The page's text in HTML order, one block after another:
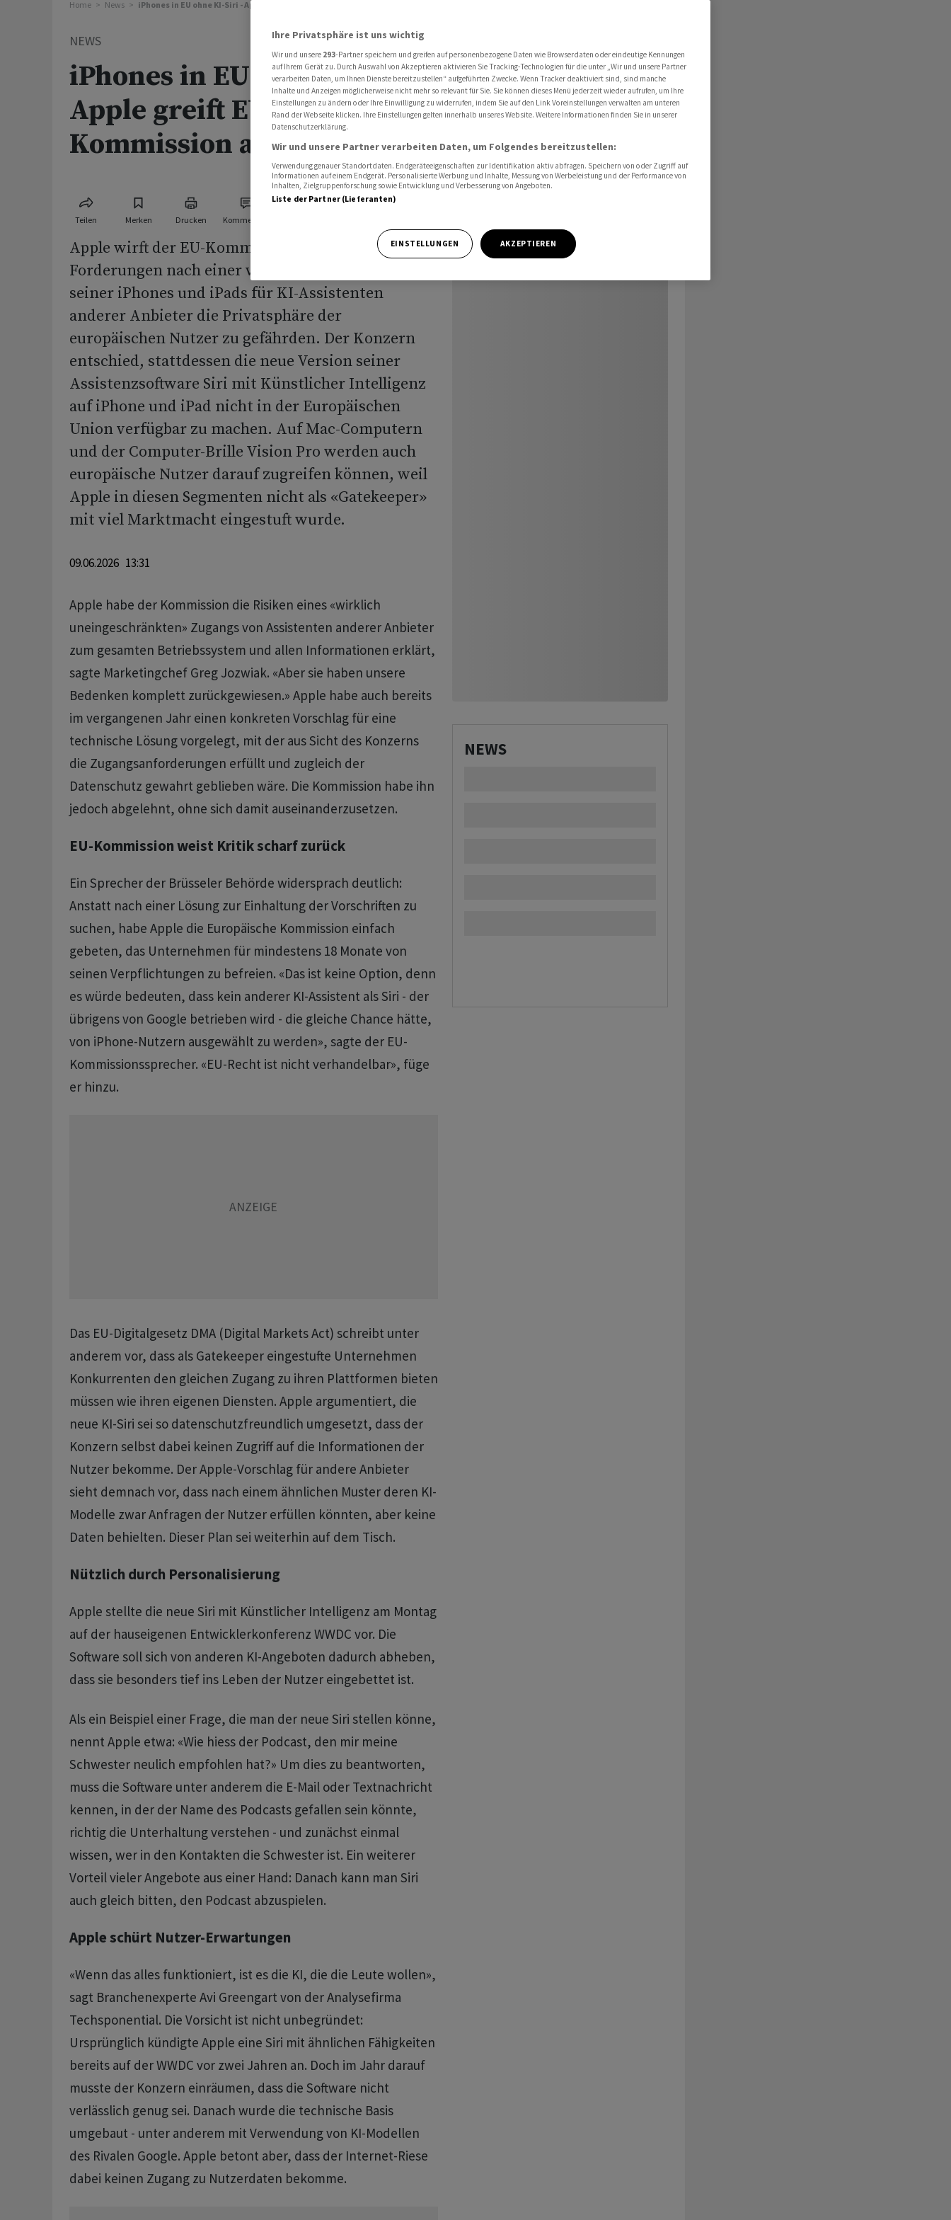
Home News iPhones in EU ohne KI-Siri - Apple greift EU-Kommission an
NEWS
iPhones in EU ohne KI-Siri -
Apple greift EU-
Kommission an
Teilen Merken Drucken Kommentare
Apple wirft der EU-Kommission vor, mit
Forderungen nach einer vollständigen Öffnung
seiner iPhones und iPads für KI-Assistenten
anderer Anbieter die Privatsphäre der
europäischen Nutzer zu gefährden. Der Konzern
entschied, stattdessen die neue Version seiner
Assistenzsoftware Siri mit Künstlicher Intelligenz
auf iPhone und iPad nicht in der Europäischen
Union verfügbar zu machen. Auf Mac-Computern
und der Computer-Brille Vision Pro werden auch
europäische Nutzer darauf zugreifen können, weil
Apple in diesen Segmenten nicht als «Gatekeeper»
mit viel Marktmacht eingestuft wurde.
09.06.2026 13:31
Apple habe der Kommission die Risiken eines «wirklich
uneingeschränkten» Zugangs von Assistenten anderer Anbieter
zum gesamten Betriebssystem und allen Informationen erklärt,
sagte Marketingchef Greg Jozwiak. «Aber sie haben unsere
Bedenken komplett zurückgewiesen.» Apple habe auch bereits
im vergangenen Jahr einen konkreten Vorschlag für eine
technische Lösung vorgelegt, mit der aus Sicht des Konzerns
die Zugangsanforderungen erfüllt und zugleich der
Datenschutz gewahrt geblieben wäre. Die Kommission habe ihn
jedoch abgelehnt, ohne sich damit auseinanderzusetzen.
EU-Kommission weist Kritik scharf zurück
Ein Sprecher der Brüsseler Behörde widersprach deutlich:
Anstatt nach einer Lösung zur Einhaltung der Vorschriften zu
suchen, habe Apple die Europäische Kommission einfach
gebeten, das Unternehmen für mindestens 18 Monate von
seinen Verpflichtungen zu befreien. «Das ist keine Option, denn
es würde bedeuten, dass kein anderer KI-Assistent als Siri - der
übrigens von Google betrieben wird - die gleiche Chance hätte,
von iPhone-Nutzern ausgewählt zu werden», sagte der EU-
Kommissionssprecher. «EU-Recht ist nicht verhandelbar», füge
er hinzu.
Das EU-Digitalgesetz DMA (Digital Markets Act) schreibt unter
anderem vor, dass als Gatekeeper eingestufte Unternehmen
Konkurrenten den gleichen Zugang zu ihren Plattformen bieten
müssen wie ihren eigenen Diensten. Apple argumentiert, die
neue KI-Siri sei so datenschutzfreundlich umgesetzt, dass der
Konzern selbst dabei keinen Zugriff auf die Informationen der
Nutzer bekomme. Der Apple-Vorschlag für andere Anbieter
sieht demnach vor, dass nach einem ähnlichen Muster deren KI-
Modelle zwar Anfragen der Nutzer erfüllen könnten, aber keine
Daten behielten. Dieser Plan sei weiterhin auf dem Tisch.
Nützlich durch Personalisierung
Apple stellte die neue Siri mit Künstlicher Intelligenz am Montag
auf der hauseigenen Entwicklerkonferenz WWDC vor. Die
Software soll sich von anderen KI-Angeboten dadurch abheben,
dass sie besonders tief ins Leben der Nutzer eingebettet ist.
Als ein Beispiel einer Frage, die man der neue Siri stellen könne,
nennt Apple etwa: «Wie hiess der Podcast, den mir meine
Schwester neulich empfohlen hat?» Um dies zu beantworten,
muss die Software unter anderem die E-Mail oder Textnachricht
kennen, in der der Name des Podcasts gefallen sein könnte,
richtig die Unterhaltung verstehen - und zunächst einmal
wissen, wer in den Kontakten die Schwester ist. Ein weiterer
Vorteil vieler Angebote aus einer Hand: Danach kann man Siri
auch gleich bitten, den Podcast abzuspielen.
Apple schürt Nutzer-Erwartungen
«Wenn das alles funktioniert, ist es die KI, die die Leute wollen»,
sagt Branchenexperte Avi Greengart von der Analysefirma
Techsponential. Die Vorsicht ist nicht unbegründet:
Ursprünglich kündigte Apple eine Siri mit ähnlichen Fähigkeiten
bereits auf der WWDC vor zwei Jahren an. Doch im Jahr darauf
musste der Konzern einräumen, dass die Software nicht
verlässlich genug sei. Danach wurde die technische Basis
umgebaut - unter anderem mit Verwendung von KI-Modellen
des Rivalen Google. Apple betont aber, dass der Internet-Riese
dabei keinen Zugang zu Nutzerdaten bekomme.
NEWS
Ihre Privatsphäre ist uns wichtig
Wir und unsere 293-Partner speichern und greifen auf personenbezogene Daten wie Browserdaten oder eindeutige Kennungen
auf Ihrem Gerät zu. Durch Auswahl von Akzeptieren aktivieren Sie Tracking-Technologien für die unter „Wir und unsere Partner
verarbeiten Daten, um Ihnen Dienste bereitzustellen“ aufgeführten Zwecke. Wenn Tracker deaktiviert sind, sind manche
Inhalte und Anzeigen möglicherweise nicht mehr so relevant für Sie. Sie können dieses Menü jederzeit wieder aufrufen, um Ihre
Einstellungen zu ändern oder Ihre Einwilligung zu widerrufen, indem Sie auf den Link Voreinstellungen verwalten am unteren
Rand der Webseite klicken. Ihre Einstellungen gelten innerhalb unseres Website. Weitere Informationen finden Sie in unserer
Datenschutzerklärung.
Wir und unsere Partner verarbeiten Daten, um Folgendes bereitzustellen:
Verwendung genauer Standortdaten. Endgeräteeigenschaften zur Identifikation aktiv abfragen. Speichern von oder Zugriff auf
Informationen auf einem Endgerät. Personalisierte Werbung und Inhalte, Messung von Werbeleistung und der Performance von
Inhalten, Zielgruppenforschung sowie Entwicklung und Verbesserung von Angeboten.
Liste der Partner (Lieferanten)
EINSTELLUNGEN AKZEPTIEREN